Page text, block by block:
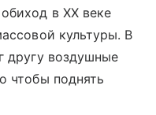
в XX веке
культуры. В
другу воздушные
чтобы поднять